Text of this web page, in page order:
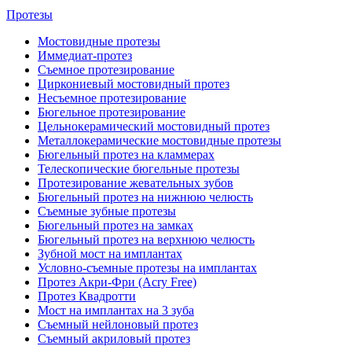
Протезы
Мостовидные протезы
Иммедиат-протез
Съемное протезирование
Циркониевый мостовидный протез
Несъемное протезирование
Бюгельное протезирование
Цельнокерамический мостовидный протез
Металлокерамические мостовидные протезы
Бюгельный протез на кламмерах
Телескопические бюгельные протезы
Протезирование жевательных зубов
Бюгельный протез на нижнюю челюсть
Съемные зубные протезы
Бюгельный протез на замках
Бюгельный протез на верхнюю челюсть
Зубной мост на имплантах
Условно-съемные протезы на имплантах
Протез Акри-Фри (Acry Free)
Протез Квадротти
Мост на имплантах на 3 зуба
Съемный нейлоновый протез
Съемный акриловый протез